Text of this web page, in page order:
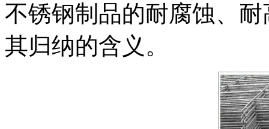
不锈钢制品的耐腐蚀、
其归纳的含义。